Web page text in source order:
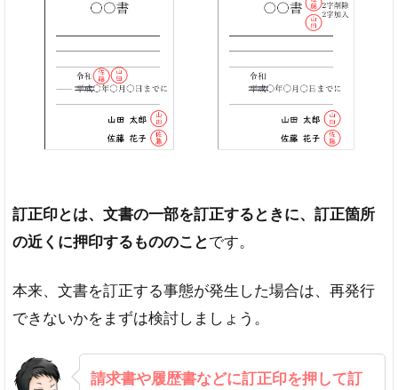
正
印
を
押
す
場
所
を
除
る
合
い
訂正印とは、文書の一部を訂正するときに、訂正箇所
の近くに押印するもののことです。
本来、文書を訂正する事態が発生した場合は、再発行
できないかをまずは検討しましょう。
請求書や履歴書などに訂正印を押して訂